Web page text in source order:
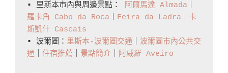
▪️ 里斯本市內與周邊景點：
阿爾馬達 Almada
羅卡角 Cabo da Roca
Feira da Ladra
卡
斯凱什 Cascais
▪️ 波爾圖： 里斯本-波爾圖交通
波爾圖市內公共交
通
住宿推薦 景點簡介 阿威羅 Aveiro